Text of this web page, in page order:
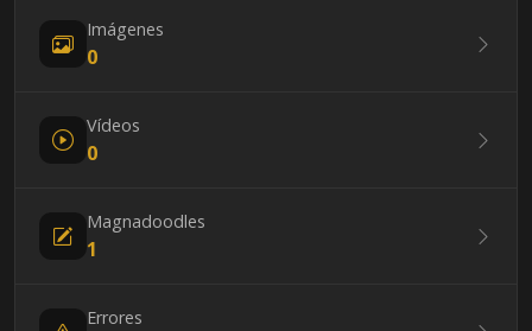
Imágenes
0
Vídeos
0
Magnadoodles
1
Errores